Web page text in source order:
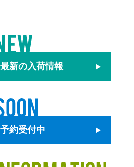
最新の入荷情報
予約受付中